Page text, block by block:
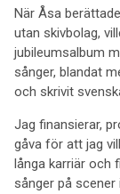
När Åsa
utan skivbolag,
jubileumsalbum
sånger, blandat
och skrivit
Jag finansierar,
gåva för att jag
långa karriär och
sånger på